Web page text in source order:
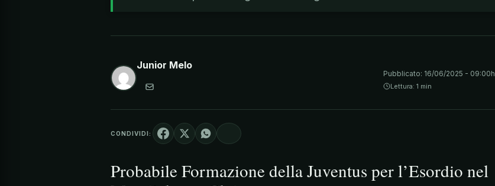
Junior Melo
Pubblicato: 16/06/2025 - 09:00h
Lettura: 1 min
CONDIVIDI:
Probabile Formazione della Juventus per l’Esordio nel